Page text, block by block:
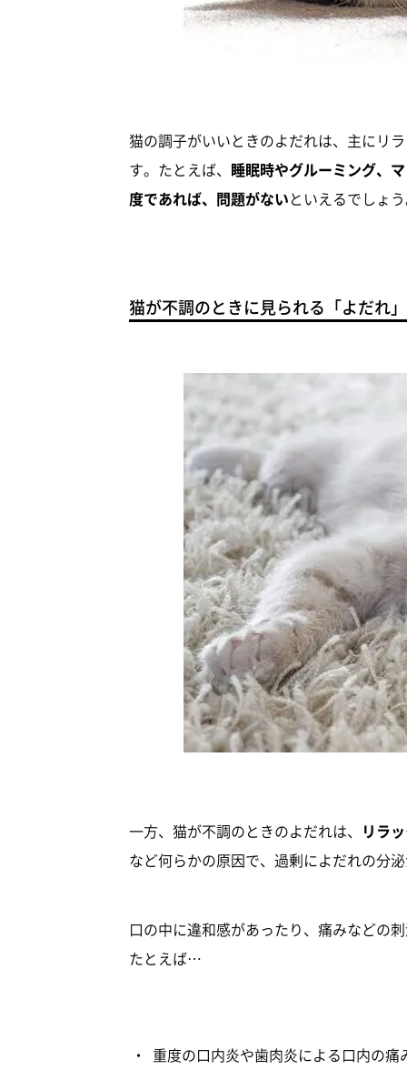
猫の調子がいいときのよだれは、主にリ
す。たとえば、 睡眠時やグルーミング、
度であれば、問題がないといえるでしょ
猫が不調のときに見られる「よだれ
一方、猫が不調のときのよだれは、
リラ
など何らかの原因で、過剰によだれの分
口の中に違和感があったり、痛みなどの
たとえば…
重度の口内炎や歯肉炎による口内の痛